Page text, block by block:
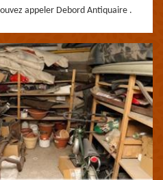
appeler Debord Antiquaire .